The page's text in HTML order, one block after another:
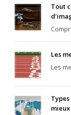
Tout
Les
Les